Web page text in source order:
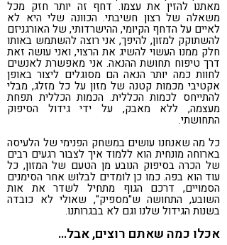
מאתנו להזין את עצמו. דחף זה יותר חזק מכל
משאלה של רצון חשיבתי. הכוונה שלי היא לא
לאיים על הדחף הקיומי, ההישרדותי, של האורגניזם
להשתוקק למזון, להיפך, אני רוצה להשתמש באותו
חלק ממנו העשוי להשיג את הרצוי, ואני עושה זאת
דרך טיפוח תחושת ההנאה. אני מאפשרת לאנשים
לחוות כמה יותר הנאה הם מסוגלים ליצור באופן
אקטיבי מכמות קטנה של מזון על כל מזלג, מבלי
להתייחס לכמות הכללית. הכמות הכללית תפחת
מעצמה, ללא מאבק, על ידי גידול הסיפוק
התחושתי.
כל מה שאנחנו עושים במשחק הפנימי של הלעיסה
בארוחה מונחית הוא ללמוד איך לצבור רגעים רבים
של הכרה בסיפוק הנובע מן הטעם של המזון, כל
עוד הוא בפה. כמו כן לומדים לבלוש אחר הסימנים
הסמויים, דרכם הגוף מתחיל לשדר את אות
השובע, התחושה ש"מספיק", שאולי לא כובדה
בשנות הגידול שלנו וגם לא בבגרותנו.
אכלו כמה שאתם רוצים, אבל…